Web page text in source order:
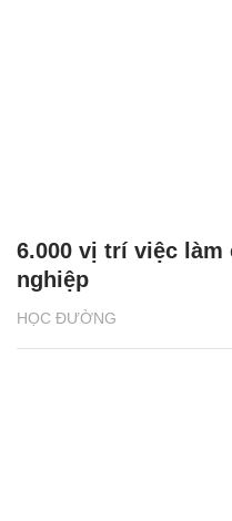
HỌC ĐƯỜNG
6.000 vị trí việc làm
nghiệp